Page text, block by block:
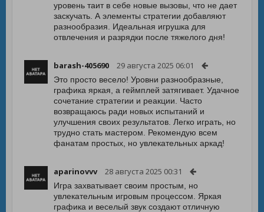
уровень таит в себе новые вызовы, что не дает
заскучать. А элементы стратегии добавляют
разнообразия. Идеальная игрушка для
отвлечения и разрядки после тяжелого дня!
barash-405690 29 августа 2025 06:01
Это просто весело! Уровни разнообразные,
графика яркая, а геймплей затягивает. Удачное
сочетание стратегии и реакции. Часто
возвращаюсь ради новых испытаний и
улучшения своих результатов. Легко играть, но
трудно стать мастером. Рекомендую всем
фанатам простых, но увлекательных аркад!
aparinovvv 28 августа 2025 00:31
Игра захватывает своим простым, но
увлекательным игровым процессом. Яркая
графика и веселый звук создают отличную